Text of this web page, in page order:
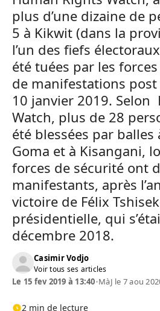
plus d’une dizaine de
5 à Kikwit (dans la
l’un des fiefs
été tuées par les
de manifestations
10 janvier 2019. Selon
Watch, plus de 28
été blessées par balles
Goma et à Kisangani,
forces de sécurité ont
manifestants, après
victoire de Félix
présidentielle, qui
décembre 2018.
Casimir Vodjo
Voir tous ses articles
Le 15 fev 2019 à 13:40•MàJ le 7 aou
2 min de lecture